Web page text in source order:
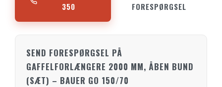
350
FORESPØRGSEL
SEND FORESPØRGSEL PÅ
GAFFELFORLÆNGERE 2000 MM, ÅBEN BUND
(SÆT) – BAUER GO 150/70